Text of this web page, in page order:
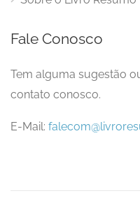
Fale Conosco
Tem alguma sugestão
contato conosco.
E-Mail: